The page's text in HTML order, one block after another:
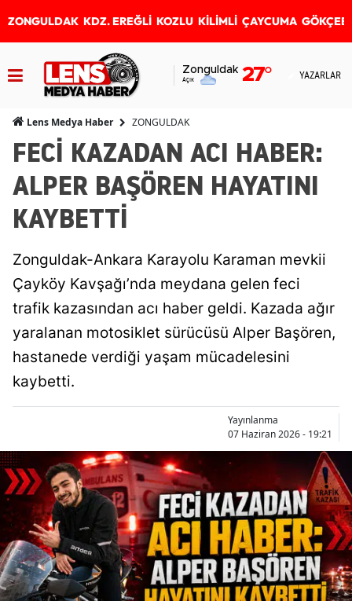
ZONGULDAK KDZ. EREĞLİ KOZLU KİLİMLİ ÇAYCUMA
Zonguldak
Açık 27° YAZARLAR
Lens Medya Haber ZONGULDAK
FECİ KAZADAN ACI HABER:
ALPER BAŞÖREN HAYATINI
KAYBETTİ
Zonguldak-Ankara Karayolu Karaman mevkii
Çayköy Kavşağı’nda meydana gelen feci
trafik kazasından acı haber geldi. Kazada ağır
yaralanan motosiklet sürücüsü Alper Başören,
hastanede verdiği yaşam mücadelesini
kaybetti.
Yayınlanma
07 Haziran 2026 - 19:21